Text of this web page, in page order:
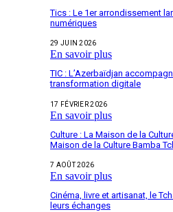
Tics : Le 1er arrondissement
numériques
29 JUIN 2026
En savoir plus
TIC : L’Azerbaïdjan
transformation digitale
17 FÉVRIER 2026
En savoir plus
Culture : La Maison de la
Maison de la Culture Bamba
7 AOÛT 2026
En savoir plus
Cinéma, livre et artisanat, le
leurs échanges